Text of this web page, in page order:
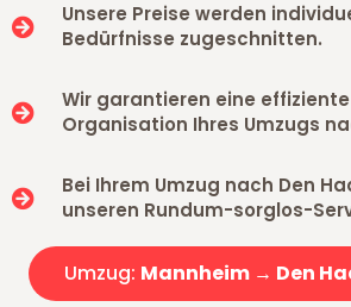
Unsere Preise werden
Bedürfnisse zugeschnitten.
Wir garantieren eine
Organisation Ihres Umzugs
Bei Ihrem Umzug nach Den
unseren Rundum-sorglos-
Umzug: Mannheim → Den